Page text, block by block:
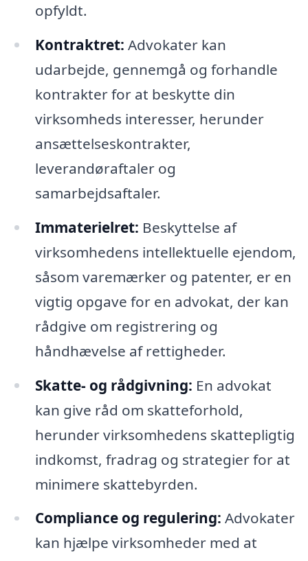
opfyldt.
Kontraktret: Advokater kan
udarbejde, gennemgå og forhandle
kontrakter for at beskytte din
virksomheds interesser, herunder
ansættelseskontrakter,
leverandøraftaler og
samarbejdsaftaler.
Immaterielret: Beskyttelse af
virksomhedens intellektuelle ejendom,
såsom varemærker og patenter, er en
vigtig opgave for en advokat, der kan
rådgive om registrering og
håndhævelse af rettigheder.
Skatte- og rådgivning: En advokat
kan give råd om skatteforhold,
herunder virksomhedens skattepligtig
indkomst, fradrag og strategier for at
minimere skattebyrden.
Compliance og regulering: Advokater
kan hjælpe virksomheder med at